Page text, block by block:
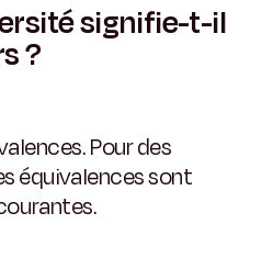
signifie-t-il
?
Pour des
équivalences sont